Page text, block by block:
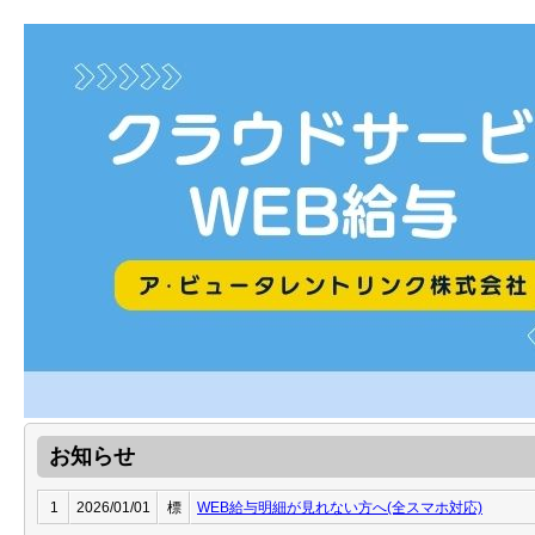
お知らせ
1 2026/01/01 標 WEB給与明細が見れない方へ(全スマホ対応)